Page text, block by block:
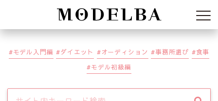
Modelba
モデル入門編 ダイエット オーディション 事務所選び
食事
モデル初級編